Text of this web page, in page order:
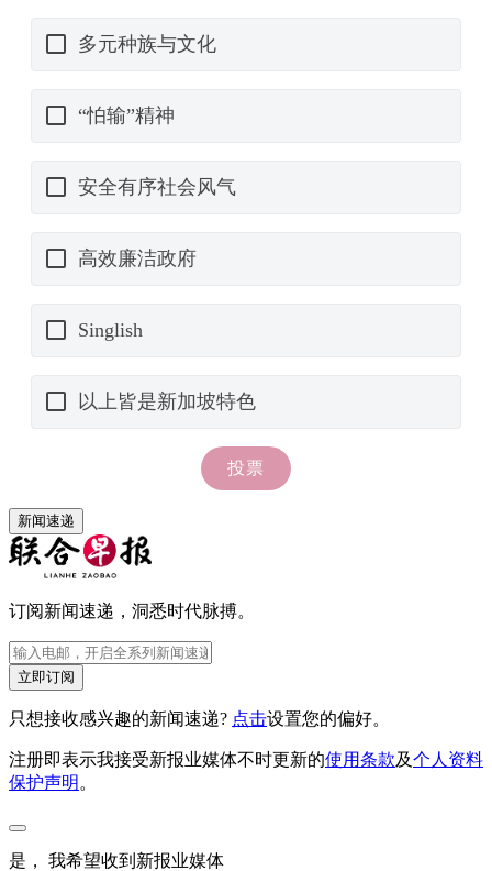
新闻速递
订阅新闻速递，洞悉时代脉搏。
立即订阅
只想接收感兴趣的新闻速递? 点击设置您的偏好。
注册即表示我接受新报业媒体不时更新的使用条款及个人资料
保护声明 。
是， 我希望收到新报业媒体